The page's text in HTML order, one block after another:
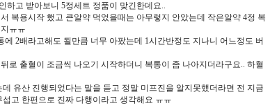
하고 받아보니 5정세트 정품이 맞긴한데요..
복용시작 했고 큰알약 먹었을때는 아무렇지 안았는데 작은알약 4정 복
ㅠㅠ
2배라고해도 될만큼 너무 아팠는데 1시간반정도 지나니 어느정도 버
로 출혈이 조금씩 나오기 시작하더니 복통이 좀 나아지더라구요.. 하혈
유산 진행되었다는 말을 듣고 정말 미프진을 알지못했더라면 전 지금
고 한편으로 진짜 다행이라고 생각해요 ㅠㅠ